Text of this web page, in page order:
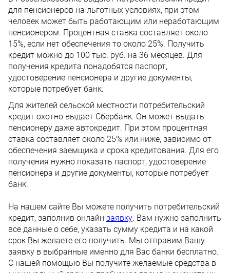
для пенсионеров на льготных условиях, при этом
человек может быть работающим или неработающим
пенсионером. Процентная ставка составляет около
15%, если нет обеспечения то около 25%. Получить
кредит можно до 100 тыс. руб. на 36 месяцев. Для
получения кредита понадобятся паспорт,
удостоверение пенсионера и другие документы,
которые потребует банк.
Для жителей сельской местности потребительский
кредит охотно выдает Сбербанк. Он может выдать
пенсионеру даже автокредит. При этом процентная
ставка составляет около 25% или ниже, зависимо от
обеспечения заемщика и срока кредитования. Для его
получения нужно показать паспорт, удостоверение
пенсионера и другие документы, которые потребует
банк.
На нашем сайте Вы можете получить потребительский
кредит, заполнив онлайн заявку. Вам нужно заполнить
все данные о себе, указать сумму кредита и на какой
срок Вы желаете его получить. Мы отправим Вашу
заявку в выбранные именно для Вас банки бесплатно.
С нашей помощью Вы получите желаемые средства в